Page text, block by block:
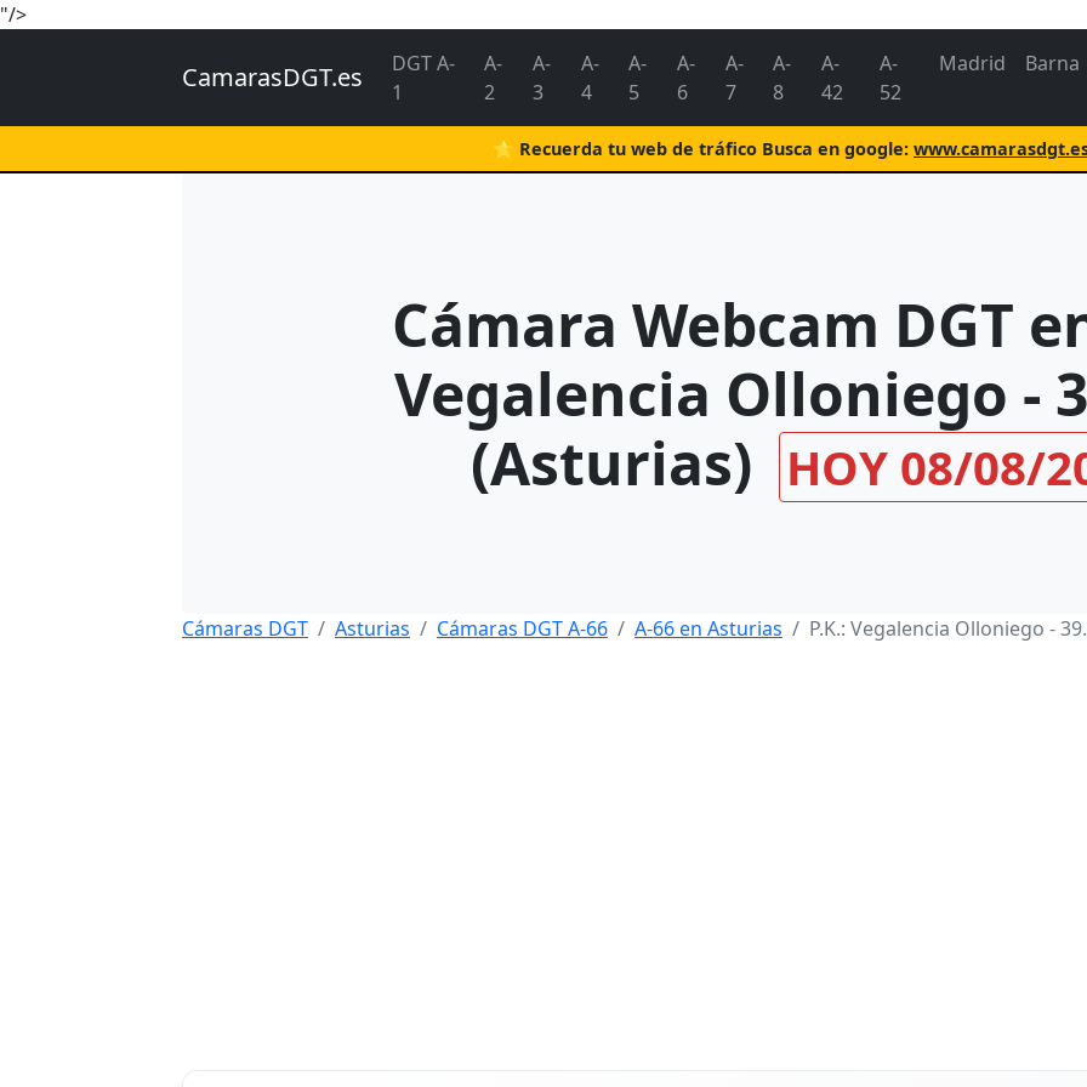
"/>
CamarasDGT.es
DGT A-
1
A-
2
A-
3
A-
4
A-
5
A-
6
A-
7
A-
8
A-
42
A-
52
Madrid Barna
⭐ Recuerda tu web de tráfico Busca en google:
Cámara Webcam DGT
Vegalencia Olloniego -
(Asturias)
HOY 08/08/
Cámaras DGT Asturias Cámaras DGT A-66 A-66 en Asturias P.K.: Vegalencia Olloniego -